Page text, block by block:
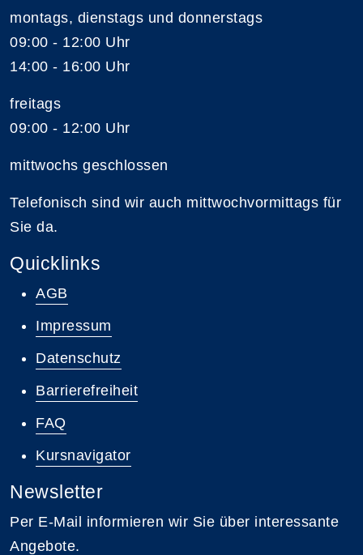
montags, dienstags und donnerstags
09:00 - 12:00 Uhr
14:00 - 16:00 Uhr
freitags
09:00 - 12:00 Uhr
mittwochs geschlossen
Telefonisch sind wir auch mittwochvormittags für
Sie da.
Quicklinks
AGB
Impressum
Datenschutz
Barrierefreiheit
FAQ
Kursnavigator
Newsletter
Per E-Mail informieren wir Sie über interessante
Angebote.